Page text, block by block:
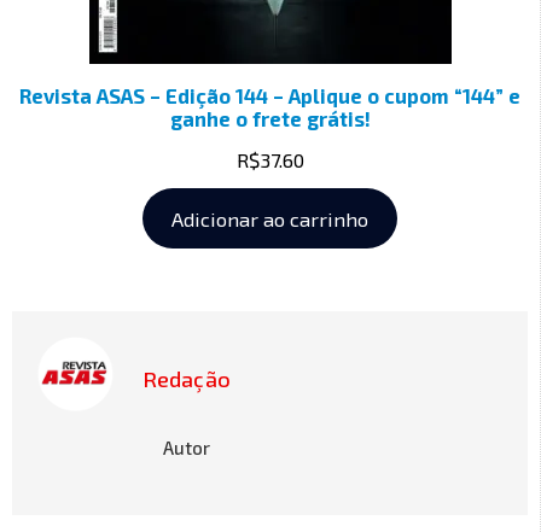
Revista ASAS – Edição 144 – Aplique o cupom “144” e
ganhe o frete grátis!
R$37.60
Adicionar ao carrinho
Redação
Autor